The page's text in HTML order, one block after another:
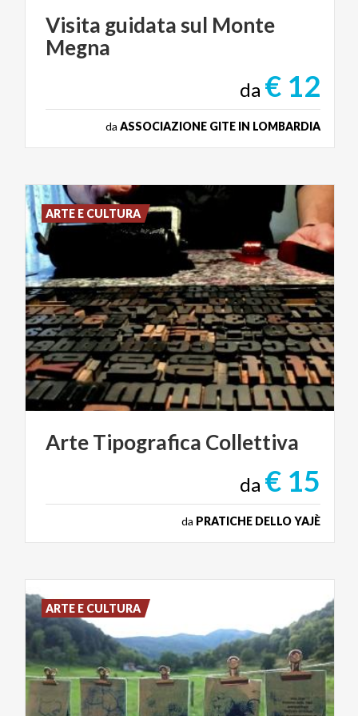
Visita guidata sul Monte
Megna
da € 12
da ASSOCIAZIONE GITE IN LOMBARDIA
ArteTipografica Collettiva
da € 15
da PRATICHE DELLO YAJÈ
ARTE E CULTURA
ARTE E CULTURA